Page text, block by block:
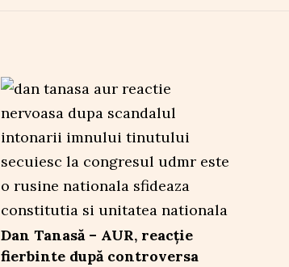
Dan Tanasă – AUR, reacție
fierbinte după controversa